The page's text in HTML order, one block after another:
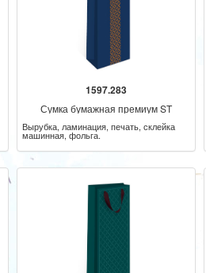
1597.283
Сумка бумажная премиум ST
Вырубка, ламинация, печать, склейка
машинная, фольга.